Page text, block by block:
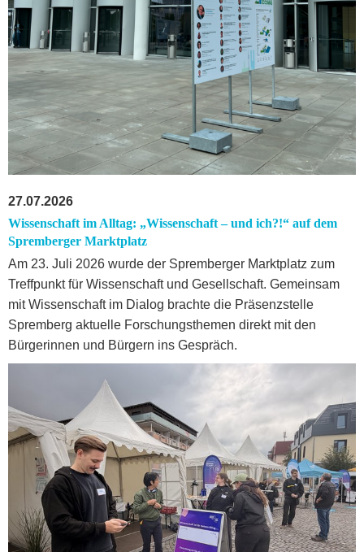
27.07.2026
Wissenschaft im Alltag: „Wissenschaft – und ich?!“ auf dem
Spremberger Marktplatz
Am 23. Juli 2026 wurde der Spremberger Marktplatz zum
Treffpunkt für Wissenschaft und Gesellschaft. Gemeinsam
mit Wissenschaft im Dialog brachte die Präsenzstelle
Spremberg aktuelle Forschungsthemen direkt mit den
Bürgerinnen und Bürgern ins Gespräch.